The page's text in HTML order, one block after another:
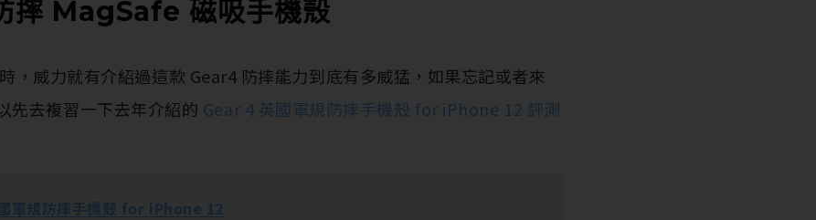
摔 MagSafe 磁吸手機殼
，威力就有介紹過這款 Gear4 防摔能力到底有多威猛，如果忘記或者來
先去複習一下去年介紹的 Gear 4 英國軍規防摔手機殼 for iPhone 12 評測
軍規防摔手機殼 for iPhone 12